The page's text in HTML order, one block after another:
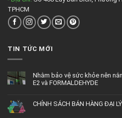
TPHCM
TIN TỨC MỚI
Nhằm bảo vệ sức khỏe nên
E2 và FORMALDEHYDE
CHÍNH SÁCH BÁN HÀNG ĐẠI LÝ